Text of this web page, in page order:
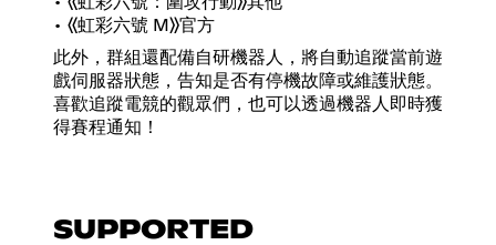
• 《虹彩六號 M》官方
此外，群組還配備自研機器人，將自動追蹤當前遊
戲伺服器狀態，告知是否有停機故障或維護狀態。
喜歡追蹤電競的觀眾們，也可以透過機器人即時獲
得賽程通知！
SUPPORTED